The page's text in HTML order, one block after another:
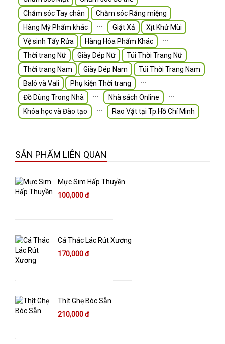
Chăm sóc Tay chân
Chăm sóc Răng miệng
Hàng Mỹ Phẩm khác
∙∙∙ Giặt Xả
Xịt Khử Mùi
Vệ sinh Tẩy Rửa
Hàng Hóa Phẩm Khác
∙∙∙
Thời trang Nữ
Giày Dép Nữ
Túi Thời Trang Nữ
Thời trang Nam
Giày Dép Nam
Túi Thời Trang Nam
Balô và Vali
Phụ kiện Thời trang
∙∙∙
Đồ Dùng Trong Nhà
∙∙∙ Nhà sách Online
∙∙∙
Khóa học và Đào tạo
∙∙∙ Rao Vặt tại Tp.Hồ Chí Minh
SẢN PHẨM LIÊN QUAN
Mực Sim Hấp Thuyền
100,000 đ
Cá Thác Lác Rút Xương
170,000 đ
Thịt Ghẹ Bóc Sẵn
210,000 đ